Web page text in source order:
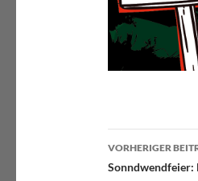
VORHERIGER
Sonndwendfeier: